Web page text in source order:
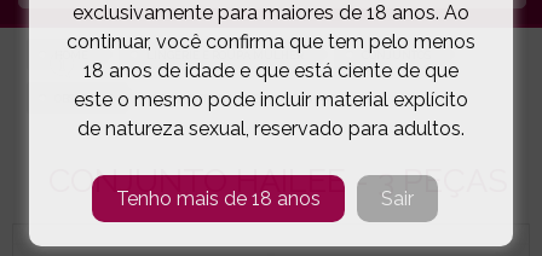
LINGERIE E ROUPA MULHER CONJUNTOS
OBSESSIVE CONJUNTO HAILEE - 3 PEÇAS ( 5-6255E )
CONJUNTO HAILEE - 3 PEÇAS
exclusivamente para maiores de 18 anos. Ao
continuar, você confirma que tem pelo menos
18 anos de idade e que está ciente de que
este o mesmo pode incluir material explícito
de natureza sexual, reservado para adultos.
Tenho mais de 18 anos Sair